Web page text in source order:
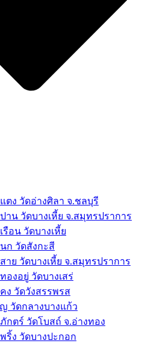
ตง วัดอ่างศิลา จ.ชลบุรี
าน วัดบางเหี้ย จ.สมุทรปราการ
รือน วัดบางเหี้ย
ก วัดสังกะสี
าย วัดบางเหี้ย จ.สมุทรปราการ
องอยู่ วัดบางเสร่
ง วัดวังสรรพรส
วัดกลางบางแก้ว
กตร์ วัดโบสถ์ จ.อ่างทอง
ริ้ง วัดบางปะกอก